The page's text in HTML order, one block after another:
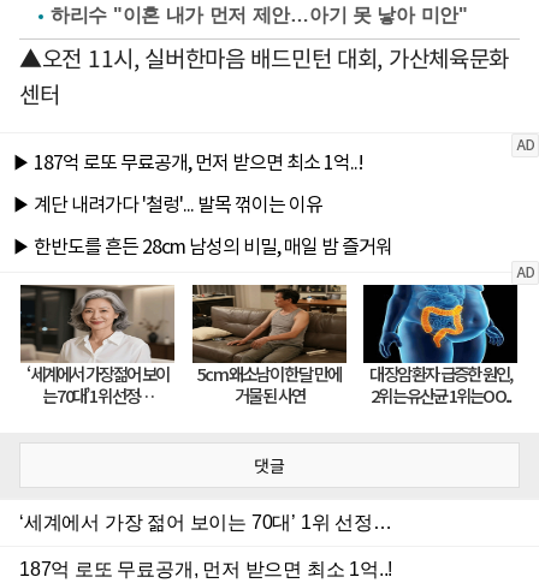
하리수 "이혼 내가 먼저 제안…아기 못 낳아 미안"
▲오전 11시, 실버한마음 배드민턴 대회, 가산체육문화
센터
댓글